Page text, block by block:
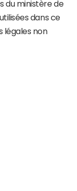
du ministère de
dans ce
légales non